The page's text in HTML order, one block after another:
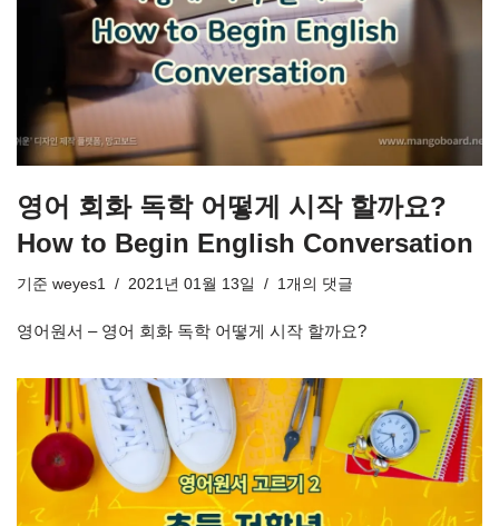
영어 회화 독학 어떻게 시작 할까요?
How to Begin English Conversation
기준 weyes1 2021년 01월 13일 1개의 댓글
영어원서 – 영어 회화 독학 어떻게 시작 할까요?